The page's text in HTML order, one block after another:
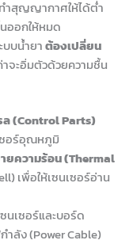
ำสุญญากาศให้ได้ต่ำ
ออกให้หมด
บน้ำยาต้องเปลี่ยน
าจะอิ่มตัวด้วยความชื้น
ล (Control Parts)
ซอร์อุณหภูมิ
ยความร้อน (Thermal
เพื่อให้เซนเซอร์อ่าน
เซอร์และบอร์ด
ลัง (Power Cable)